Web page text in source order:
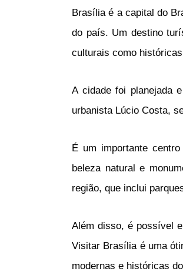
Brasí liaé acapital do
do país. Um destino
culturais como históricas
A cidade foi planejada
urbanista Lúcio Costa,
É um importante
beleza natural e
região, que incl ui par
Além disso, épossível
Visitar Brasí liaéumaót
modernas e históricas